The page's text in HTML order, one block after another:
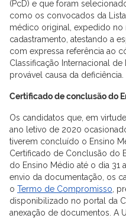
(PcD) e que foram
como os convocados da
médico original, expedido no
cadastramento, atestando a
com expressa referência ao
Classificação Internacional
provável causa da deficiência.
Certificado de conclusão do
Os candidatos que, em
ano letivo de 2020
tiverem concluído o Ensino
Certificado de Conclusão do
do Ensino Médio até o dia
envio da documentação, os
o Termo de Compromisso ,
disponibilizado no portal da
anexação de documentos. A